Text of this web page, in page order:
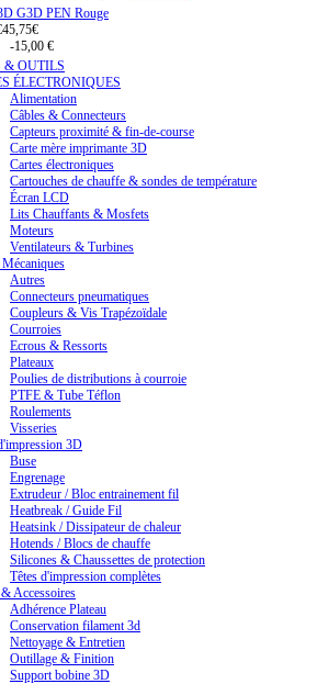
G3D PEN Rouge
45,75€
-15,00 €
& OUTILS
ÉLECTRONIQUES
Alimentation
Câbles & Connecteurs
Capteurs proximité & fin-de-course
Carte mère imprimante 3D
Cartes électroniques
Cartouches de chauffe & sondes de température
Écran LCD
Lits Chauffants & Mosfets
Moteurs
Ventilateurs & Turbines
Mécaniques
Autres
Connecteurs pneumatiques
Coupleurs & Vis Trapézoïdale
Courroies
Ecrous & Ressorts
Plateaux
Poulies de distributions à courroie
PTFE & Tube Téflon
Roulements
Visseries
3D
Buse
Engrenage
Extrudeur / Bloc entrainement fil
Heatbreak / Guide Fil
Heatsink / Dissipateur de chaleur
Hotends / Blocs de chauffe
Silicones & Chaussettes de protection
Têtes d'impression complètes
Accessoires
Adhérence Plateau
Conservation filament 3d
Nettoyage & Entretien
Outillage & Finition
Support bobine 3D